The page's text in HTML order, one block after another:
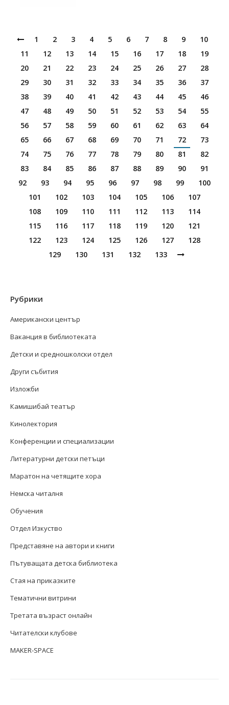
1 2 3 4 5 6 7 8 9
10
11
12 13 14 15 16 17 18
19
20
21 22 23 24 25 26 27
28
29
30 31 32 33 34 35 36
37
38
39 40 41 42 43 44 45
46
47
48 49 50 51 52 53 54
55
56
57 58 59 60 61 62 63
64
65
66 67 68 69 70 71 72
73
74
75 76 77 78 79 80 81
82
83
84 85 86 87 88 89 90
91
92
93 94 95 96 97 98 99
100
101
102 103 104 105 106
107
108
109 110 111 112 113
114
115
116 117 118 119 120
121
122
123 124 125 126 127
128
129
130 131 132 133
Рубрики
Американски център
Ваканция в библиотеката
Детски и средношколски отдел
Други събития
Изложби
Камишибай театър
Кинолектория
Конференции и специализации
Литературни детски петъци
Маратон на четящите хора
Немска читалня
Обучения
Отдел Изкуство
Представяне на автори и книги
Пътуващата детска библиотека
Стая на приказките
Тематични витрини
Третата възраст онлайн
Читателски клубове
MAKER-SPACE